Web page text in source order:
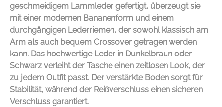
geschmeidigem Lammleder gefertigt, überzeugt sie
mit einer modernen Bananenform und einem
durchgängigen Lederriemen, der sowohl klassisch am
Arm als auch bequem Crossover getragen werden
kann. Das hochwertige Leder in Dunkelbraun oder
Schwarz verleiht der Tasche einen zeitlosen Look, der
zu jedem Outfit passt. Der verstärkte Boden sorgt für
Stabilität, während der Reißverschluss einen sicheren
Verschluss garantiert.